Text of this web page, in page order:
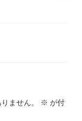
ません。 ※ が付